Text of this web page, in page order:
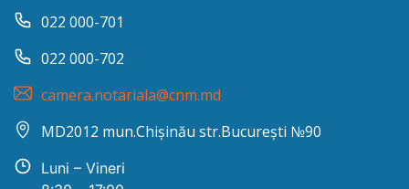
022 000-701
022 000-702
camera.notariala@cnm.md
MD2012 mun.Chișinău str.București №90
Luni – Vineri